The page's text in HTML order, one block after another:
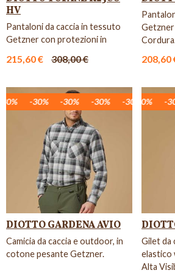
HV
Pantaloni da caccia in tessuto
Getzner con protezioni in
215,60 € 308,00 € 208,60
-30% -30% -30% -30% -30%
DIOTTO GARDENA AVIO
Camicia da caccia e outdoor, in
cotone pesante Getzner.
-30% -30% -30% -30% -30% -
Gilet da
elastico
Alta